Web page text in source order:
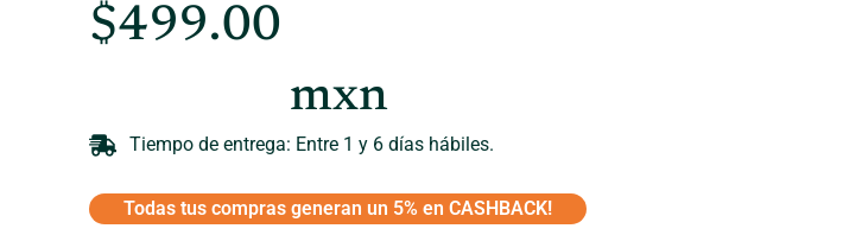
$499.00
mxn
Tiempo de entrega: Entre 1 y 6 días hábiles.
Todas tus compras generan un 5% en CASHBACK!